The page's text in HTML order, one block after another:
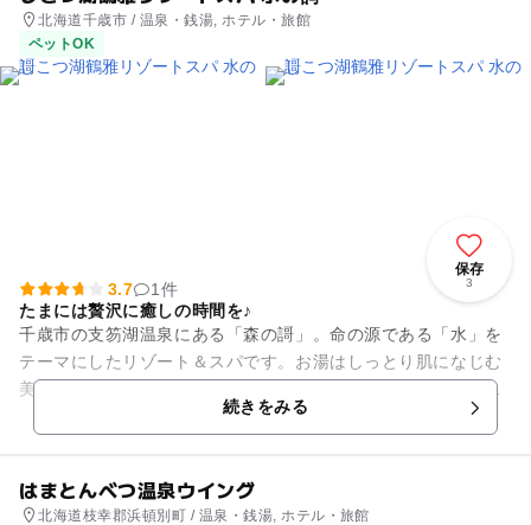
北海道千歳市 / 温泉・銭湯, ホテル・旅館
ペットOK
保存
3
3.7
1件
たまには贅沢に癒しの時間を♪
千歳市の支笏湖温泉にある「森の謌」。命の源である「水」を
テーマにしたリゾート＆スパです。お湯はしっとり肌になじむ
美人の湯で、美肌効果、または身体の痛みにも効能が期待で
き、大人からお子様まで楽しん...
続きをみる
はまとんべつ温泉ウイング
北海道枝幸郡浜頓別町 / 温泉・銭湯, ホテル・旅館